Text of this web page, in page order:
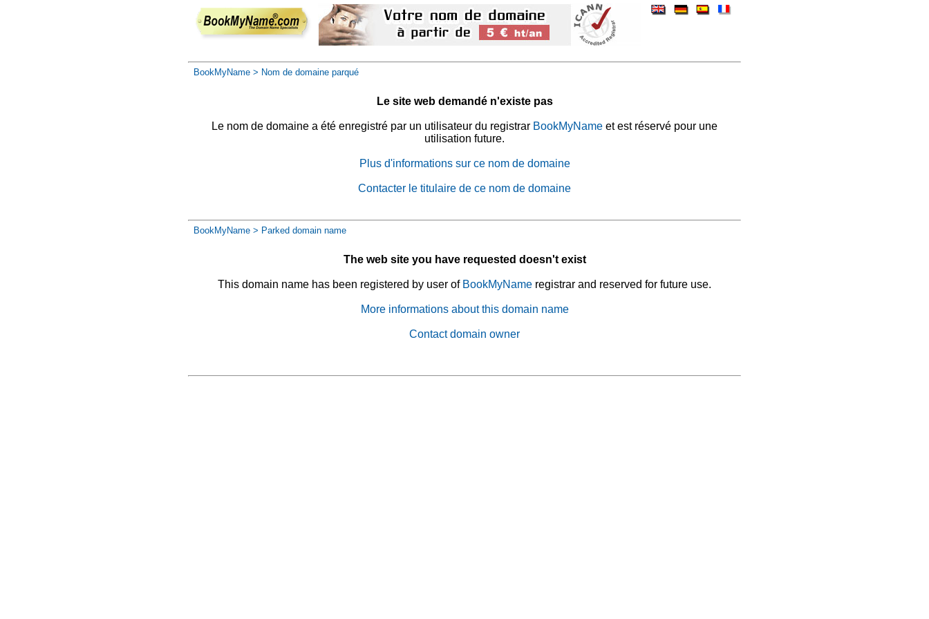
BookMyName > Nom de domaine parqué
Le site web demandé n'existe pas
Le nom de domaine a été enregistré par un utilisateur du registrar BookMyName et est réservé pour une
utilisation future.
Plus d'informations sur ce nom de domaine
Contacter le titulaire de ce nom de domaine
BookMyName > Parked domain name
The web site you have requested doesn't exist
This domain name has been registered by user of BookMyName registrar and reserved for future use.
More informations about this domain name
Contact domain owner